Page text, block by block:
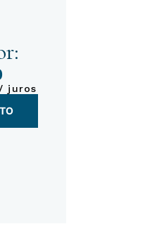
juros